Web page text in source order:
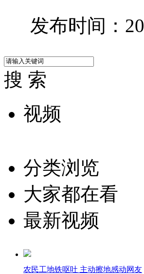
发布时间：
搜 索
视频
分类浏览
大家都在看
最新视频
农民工地铁呕吐 主动擦地感动网友